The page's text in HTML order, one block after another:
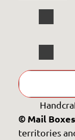
GO
© Mail
territories